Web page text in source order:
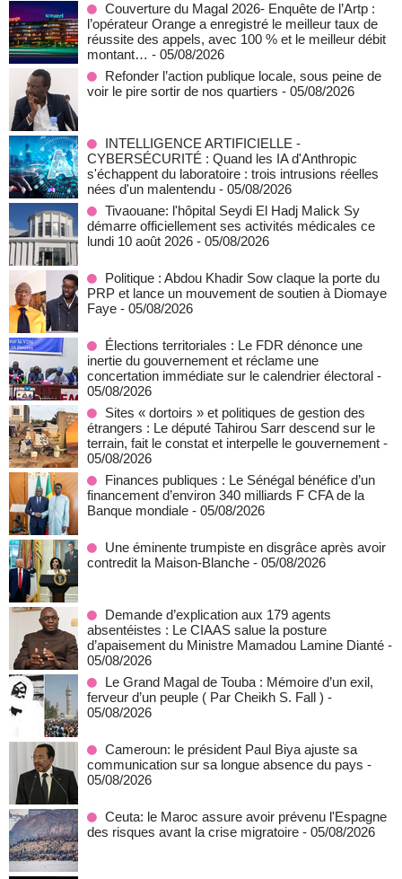
Couverture du Magal 2026- Enquête de l’Artp :
l’opérateur Orange a enregistré le meilleur taux de
réussite des appels, avec 100 % et le meilleur débit
montant… - 05/08/2026
Refonder l’action publique locale, sous peine de
voir le pire sortir de nos quartiers - 05/08/2026
INTELLIGENCE ARTIFICIELLE -
CYBERSÉCURITÉ : Quand les IA d'Anthropic
s'échappent du laboratoire : trois intrusions réelles
nées d'un malentendu - 05/08/2026
Tivaouane: l'hôpital Seydi El Hadj Malick Sy
démarre officiellement ses activités médicales ce
lundi 10 août 2026 - 05/08/2026
Politique : Abdou Khadir Sow claque la porte du
PRP et lance un mouvement de soutien à Diomaye
Faye - 05/08/2026
Élections territoriales : Le FDR dénonce une
inertie du gouvernement et réclame une
concertation immédiate sur le calendrier électoral -
05/08/2026
Sites « dortoirs » et politiques de gestion des
étrangers : Le député Tahirou Sarr descend sur le
terrain, fait le constat et interpelle le gouvernement -
05/08/2026
Finances publiques : Le Sénégal bénéfice d’un
financement d’environ 340 milliards F CFA de la
Banque mondiale - 05/08/2026
Une éminente trumpiste en disgrâce après avoir
contredit la Maison-Blanche - 05/08/2026
Demande d’explication aux 179 agents
absentéistes : Le CIAAS salue la posture
d’apaisement du Ministre Mamadou Lamine Dianté -
05/08/2026
Le Grand Magal de Touba : Mémoire d’un exil,
ferveur d’un peuple ( Par Cheikh S. Fall ) -
05/08/2026
Cameroun: le président Paul Biya ajuste sa
communication sur sa longue absence du pays -
05/08/2026
Ceuta: le Maroc assure avoir prévenu l'Espagne
des risques avant la crise migratoire - 05/08/2026